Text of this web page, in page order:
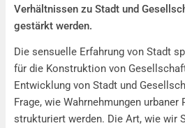
Verhältnissen zu Stadt und
gestärkt werden.
Die sensuelle Erfahrung von Stadt
für die Konstruktion von
Entwicklung von Stadt und
Frage, wie Wahrnehmungen urbaner
strukturiert werden. Die Art, wie wir